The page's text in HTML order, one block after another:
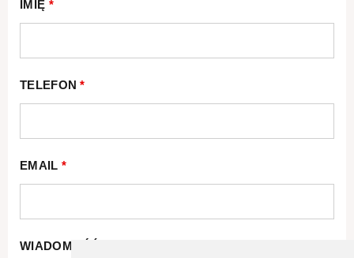
IMIĘ *
TELEFON*
EMAIL *
WIADOMOŚĆ